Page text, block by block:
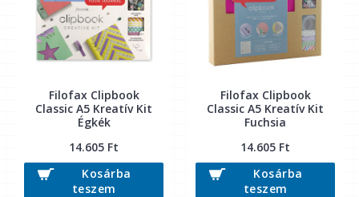
Filofax Clipbook
Classic A5 Kreatív Kit
Égkék
14.605 Ft
Kosárba
teszem
Filofax Clipbook
Classic A5 Kreatív Kit
Fuchsia
14.605 Ft
Kosárba
teszem